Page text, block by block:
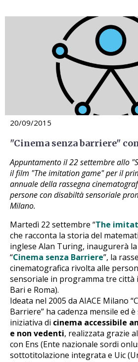
Archivio notizie
20/09/2015
"Cinema senza barriere"
Appuntamento il 22 settembre allo
il film "The imitation game" per il
annuale della rassegna
persone con disabiltà sensoriale
Milano.
Martedì 22 settembre “The
che racconta la storia del
inglese Alan Turing, inaugurerà
“Cinema senza Barriere”, la
cinematografica rivolta alle
sensoriale in programma tre città
Bari e Roma).
Ideata nel 2005 da AIACE Milano
Barriere” ha cadenza mensile ed
iniziativa di cinema accessibile
e non vedenti, realizzata grazie
con Ens (Ente nazionale sordi
sottotitolazione integrata e Uic